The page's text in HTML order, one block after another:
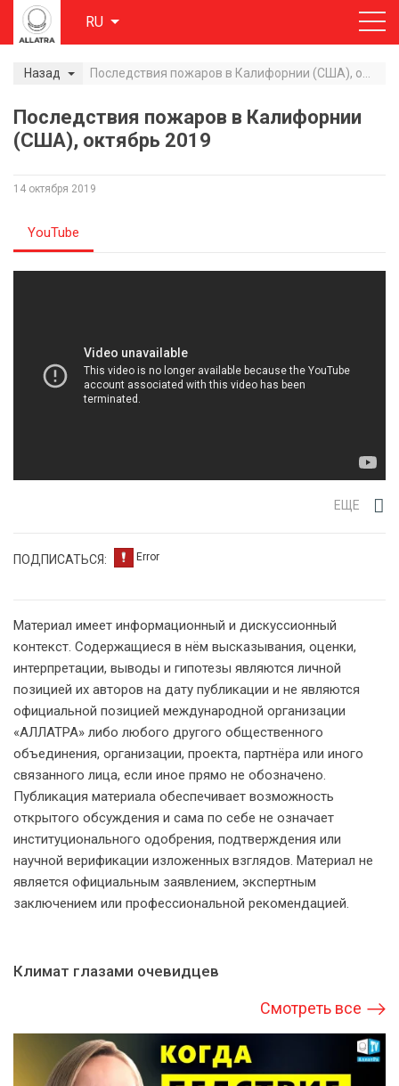
RU
Назад
Последствия пожаров в Калифорнии
(США), октябрь 2019
14 октября 2019
YouTube
ЕЩЕ
ПОДПИСАТЬСЯ:
Материал имеет информационный и дискуссионный
контекст. Содержащиеся в нём высказывания, оценки,
интерпретации, выводы и гипотезы являются личной
позицией их авторов на дату публикации и не являются
официальной позицией международной организации
«АЛЛАТРА» либо любого другого общественного
объединения, организации, проекта, партнёра или иного
связанного лица, если иное прямо не обозначено.
Публикация материала обеспечивает возможность
открытого обсуждения и сама по себе не означает
институционального одобрения, подтверждения или
научной верификации изложенных взглядов. Материал не
является официальным заявлением, экспертным
заключением или профессиональной рекомендацией.
Климат глазами очевидцев
Смотреть все